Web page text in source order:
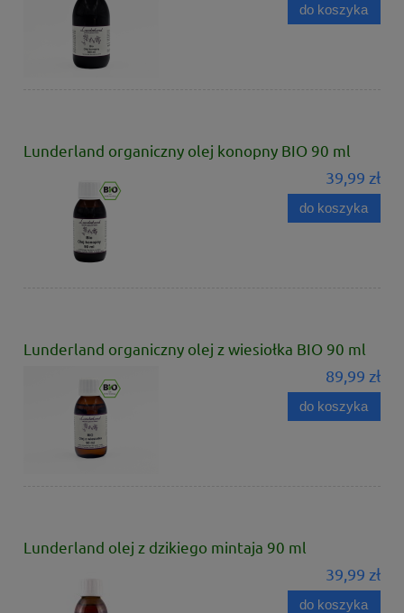
do koszyka
Lunderland organiczny olej konopny BIO 90 ml
39,99 zł
do koszyka
Lunderland organiczny olej z wiesiołka BIO 90 ml
89,99 zł
do koszyka
Lunderland olej z dzikiego mintaja 90 ml
39,99 zł
do koszyka